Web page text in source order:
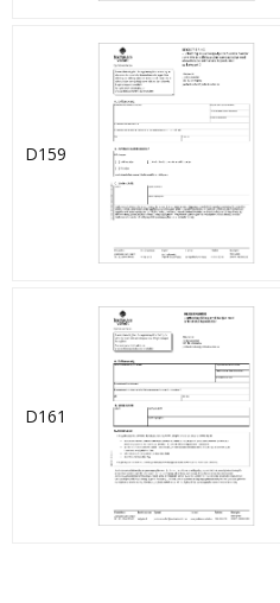
D159
D161